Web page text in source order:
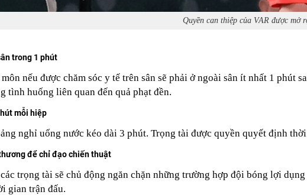
Quyền can thiệp của VAR được mở
trong 1 phút
nếu được chăm sóc y tế trên sân sẽ phải ở ngoài sân ít nhất 1 phút
tình huống liên quan đến quả phạt đền.
mỗi hiệp
nghỉ uống nước kéo dài 3 phút. Trọng tài được quyền quyết định
để chỉ đạo chiến thuật
trọng tài sẽ chủ động ngăn chặn những trường hợp đội bóng lợi
gian trận đấu.